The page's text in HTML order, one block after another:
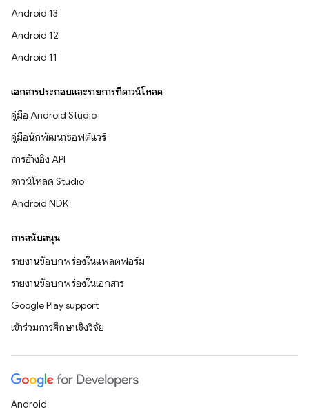
Android 13
Android 12
Android 11
เอกสารประกอบและรายการที่ดาวน์โหลด
คู่มือ Android Studio
คู่มือนักพัฒนาซอฟต์แวร์
การอ้างอิง API
ดาวน์โหลด Studio
Android NDK
การสนับสนุน
รายงานข้อบกพร่องในแพลตฟอร์ม
รายงานข้อบกพร่องในเอกสาร
Google Play support
เข้าร่วมการศึกษาเชิงวิจัย
Android